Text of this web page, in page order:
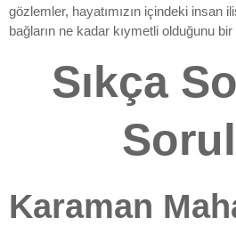
gözlemler, hayatımızın içindeki insan
bağların ne kadar kıymetli olduğunu bir
Sıkça
Karaman